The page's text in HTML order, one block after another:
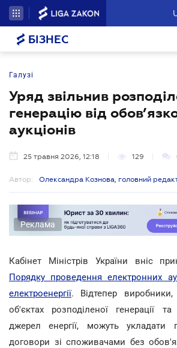
БІЗНЕС
Галузі
Уряд звільнив
генерацію від
аукціонів
25 травня 2026, 12:18 129
Автор: Олександра Кознова, головний
Реклама
Кабінет Міністрів України вніс
Порядку проведення електронних
електроенергії. Відтепер
об'єктах розподіленої генерації
джерел енергії, можуть укладати
договори зі споживачами без